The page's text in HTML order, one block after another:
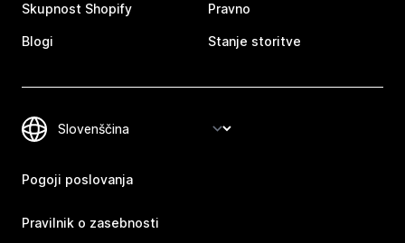
Skupnost Shopify
Blogi
Pravno
Stanje storitve
Pogoji poslovanja
Pravilnik o zasebnosti